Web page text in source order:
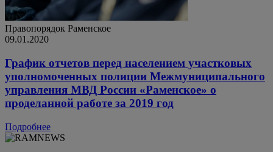
Правопорядок Раменское
09.01.2020
График отчетов перед населением участковых
уполномоченных полиции Межмуниципального
управления МВД России «Раменское» о
проделанной работе за 2019 год
Подробнее